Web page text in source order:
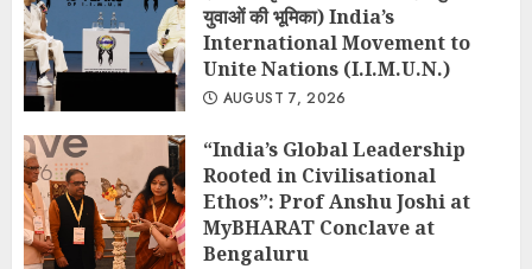
युवाओं की भूमिका) India’s
International Movement to
Unite Nations (I.I.M.U.N.)
AUGUST 7, 2026
“India’s Global Leadership
Rooted in Civilisational
Ethos”: Prof Anshu Joshi at
MyBHARAT Conclave at
Bengaluru